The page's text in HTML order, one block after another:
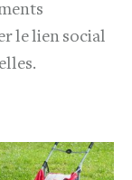
le lien social